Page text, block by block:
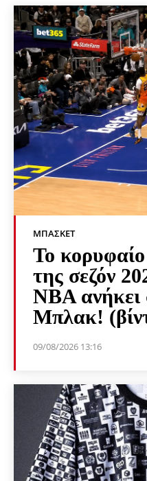
ΜΠΆΣΚΕΤ
Το
της σεζόν
NBA ανήκει
Μπλακ!
09/08/2026 13:16